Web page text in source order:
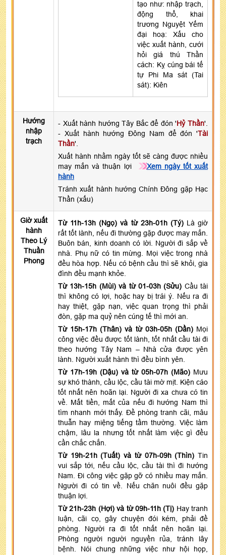
tạo như: nhập trạch,
động thổ, khai
trương Nguyệt Yếm
đại hoạ: Xấu cho
việc xuất hành, cưới
hỏi giá thú Thần
cách: Kỵ cúng bái tế
tự Phi Ma sát (Tai
sát): Kiên
Hướng
nhập
trạch
- Xuất hành hướng Tây Bắc để đón 'Hỷ Thần'.
- Xuất hành hướng Đông Nam để đón 'Tài
Thần'.
Xuất hành nhằm ngày tốt sẽ càng được nhiều
may mắn và thuận lợi
Xem ngày tốt xuất
hành
Tránh xuất hành hướng Chính Đông gặp Hạc
Thần (xấu)
Giờ xuất
hành
Theo Lý
Thuần
Phong
Từ 11h-13h (Ngọ) và từ 23h-01h (Tý) Là giờ
rất tốt lành, nếu đi thường gặp được may mắn.
Buôn bán, kinh doanh có lời. Người đi sắp về
nhà. Phụ nữ có tin mừng. Mọi việc trong nhà
đều hòa hợp. Nếu có bệnh cầu thì sẽ khỏi, gia
đình đều mạnh khỏe.
Từ 13h-15h (Mùi) và từ 01-03h (Sửu) Cầu tài
thì không có lợi, hoặc hay bị trái ý. Nếu ra đi
hay thiệt, gặp nạn, việc quan trọng thì phải
đòn, gặp ma quỷ nên cúng tế thì mới an.
Từ 15h-17h (Thân) và từ 03h-05h (Dần) Mọi
công việc đều được tốt lành, tốt nhất cầu tài đi
theo hướng Tây Nam – Nhà cửa được yên
lành. Người xuất hành thì đều bình yên.
Từ 17h-19h (Dậu) và từ 05h-07h (Mão) Mưu
sự khó thành, cầu lộc, cầu tài mờ mịt. Kiện cáo
tốt nhất nên hoãn lại. Người đi xa chưa có tin
về. Mất tiền, mất của nếu đi hướng Nam thì
tìm nhanh mới thấy. Đề phòng tranh cãi, mâu
thuẫn hay miệng tiếng tầm thường. Việc làm
chậm, lâu la nhưng tốt nhất làm việc gì đều
cần chắc chắn.
Từ 19h-21h (Tuất) và từ 07h-09h (Thìn) Tin
vui sắp tới, nếu cầu lộc, cầu tài thì đi hướng
Nam. Đi công việc gặp gỡ có nhiều may mắn.
Người đi có tin về. Nếu chăn nuôi đều gặp
thuận lợi.
Từ 21h-23h (Hợi) và từ 09h-11h (Tị) Hay tranh
luận, cãi cọ, gây chuyện đói kém, phải đề
phòng. Người ra đi tốt nhất nên hoãn lại.
Phòng người người nguyền rủa, tránh lây
bệnh. Nói chung những việc như hội họp,